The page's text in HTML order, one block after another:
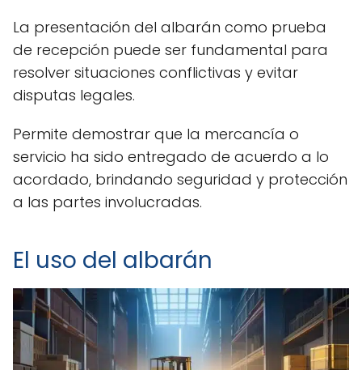
La presentación del albarán como prueba
de recepción puede ser fundamental para
resolver situaciones conflictivas y evitar
disputas legales.
Permite demostrar que la mercancía o
servicio ha sido entregado de acuerdo a lo
acordado, brindando seguridad y protección
a las partes involucradas.
El uso del albarán